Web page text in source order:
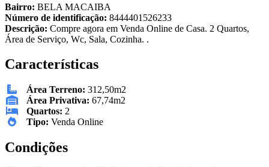
Bairro: BELA MACAIBA
Número de identificação: 8444401526233
Descrição: Compre agora em Venda Online de Casa. 2 Quartos,
Área de Serviço, Wc, Sala, Cozinha. .
Características
Área Terreno: 312,50m2
Área Privativa: 67,74m2
Quartos: 2
Tipo: Venda Online
Condições